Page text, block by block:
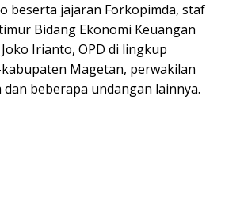
beserta jajaran Forkopimda, staf
Bidang Ekonomi Keuangan
Irianto, OPD di lingkup
Magetan, perwakilan
beberapa undangan lainnya.